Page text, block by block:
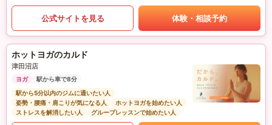
公式サイトを見る 体験・相談予約
ホットヨガのカルド
津田沼店
ヨガ
駅から車で8分
駅から5分以内のジムに通いたい人
姿勢・腰痛・肩こりが気になる人
ホットヨガを始めたい人
ストレスを解消したい人
グループレッスンで始めたい人